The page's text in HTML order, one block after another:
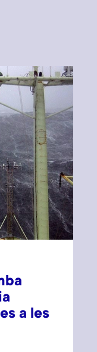
a les